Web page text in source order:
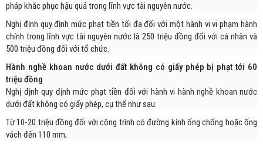
pháp khắc phục hậu quả trong lĩnh vực tài nguyên nước.
Nghị định quy định mức phạt tiền tối đa đối với một hành vi vi phạm hành
chính trong lĩnh vực tài nguyên nước là 250 triệu đồng đối với cá nhân và
500 triệu đồng đối với tổ chức.
Hành nghề khoan nước dưới đất không có giấy phép bị phạt tới 60
triệu đồng
Nghị định quy định mức phạt tiền đối với hành vi hành nghề khoan nước
dưới đất không có giấy phép, cụ thể như sau:
Từ 10-20 triệu đồng đối với công trình có đường kính ống chống hoặc ống
vách đến 110 mm;